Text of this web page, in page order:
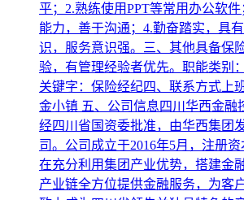
平；2.熟练使用PPT等常用办公软件
能力，善于沟通；4.勤奋踏实，具
识，服务意识强。三、其他具备保
验，有管理经验者优先。职能类别
关键字：保险经纪四、联系方式上
金小镇 五、公司信息四川华西金融
经四川省国资委批准，由华西集团
司。公司成立于2016年5月，注册
在充分利用集团产业优势，搭建金
产业链全方位提供金融服务，为客